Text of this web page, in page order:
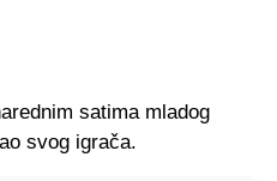
satima mladog
svog igrača.